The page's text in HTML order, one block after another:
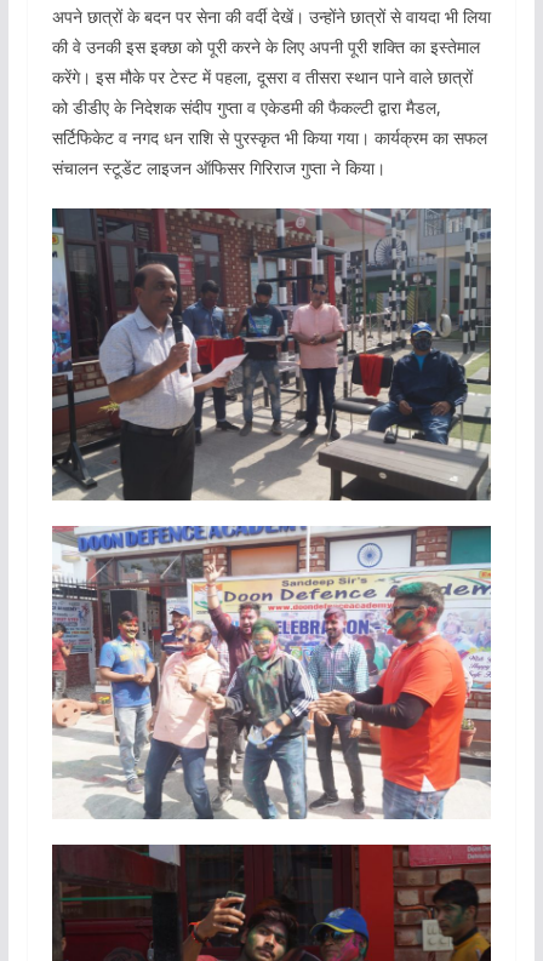
अपने छात्रों के बदन पर सेना की वर्दी देखें। उन्होंने छात्रों से वायदा भी लिया
की वे उनकी इस इक्छा को पूरी करने के लिए अपनी पूरी शक्ति का इस्तेमाल
करेंगे। इस मौके पर टेस्ट में पहला, दूसरा व तीसरा स्थान पाने वाले छात्रों
को डीडीए के निदेशक संदीप गुप्ता व एकेडमी की फैकल्टी द्वारा मैडल,
सर्टिफिकेट व नगद धन राशि से पुरस्कृत भी किया गया। कार्यक्रम का सफल
संचालन स्टूडेंट लाइजन ऑफिसर गिरिराज गुप्ता ने किया।